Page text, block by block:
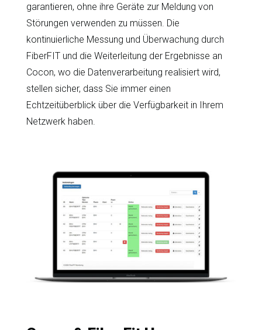
garantieren, ohne ihre Geräte zur Meldung von
Störungen verwenden zu müssen. Die
kontinuierliche Messung und Überwachung durch
FiberFIT und die Weiterleitung der Ergebnisse an
Cocon, wo die Datenverarbeitung realisiert wird,
stellen sicher, dass Sie immer einen
Echtzeitüberblick über die Verfügbarkeit in Ihrem
Netzwerk haben.